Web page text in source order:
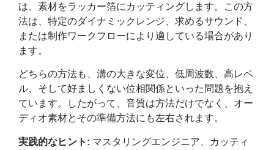
は、素材をラッカー箔にカッティングします。この方
法は、特定のダイナミックレンジ、求めるサウンド、
または制作ワークフローにより適している場合があり
ます。
どちらの方法も、溝の大きな変位、低周波数、高レベ
ル、そして好ましくない位相関係といった問題を抱え
ています。したがって、音質は方法だけでなく、オー
ディオ素材とその準備方法にも左右されます。
実践的なヒント: マスタリングエンジニア、カッティ